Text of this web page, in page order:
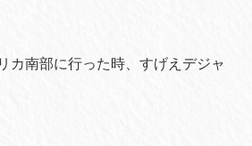
カ南部に行った時、すげえデジャ